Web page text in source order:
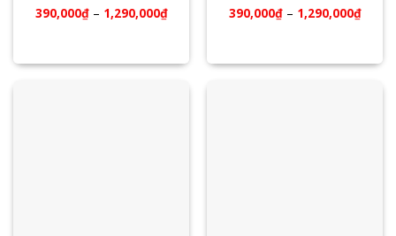
390,000₫– 1,290,000₫ 390,000₫– 1,290,000₫